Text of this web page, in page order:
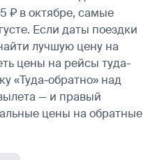
₽ в октябре, самые
Если даты поездки
лучшую цену на
цены на рейсы туда-
«Туда-обратно» над
— и правый
цены на обратные